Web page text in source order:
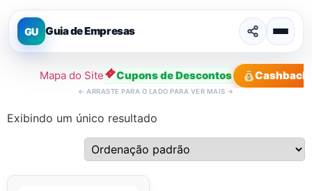
GU Guia de Empresas
Mapa do Site Cupons de Descontos Cashback
← ARRASTE PARA O LADO PARA VER MAIS →
Exibindo um único resultado